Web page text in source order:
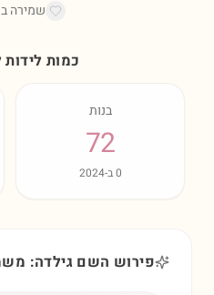
שמירה
כמות
בנות
72
0ב-2024
פירוש השם גילדה: